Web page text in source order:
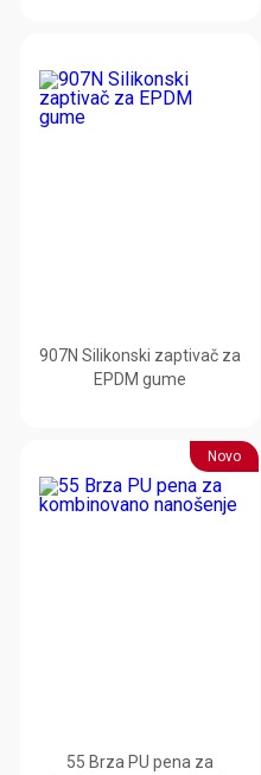
907N Silikonski zaptivač za
EPDM gume
Novo
55 Brza PU pena za